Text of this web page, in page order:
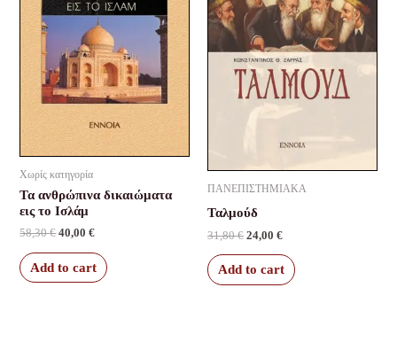
Χωρίς κατηγορία
Τα ανθρώπινα δικαιώματα
εις το Ισλάμ
58,30€ 40,00€
Add to cart
ΠΑΝΕΠΙΣΤΗΜΙΑΚΑ
Ταλμούδ
31,80€ 24,00 €
Add to cart